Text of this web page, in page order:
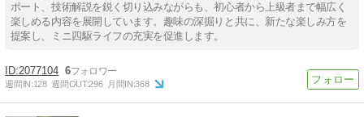
ポート、技術解説を鋭く切り込みながらも、初心者から上級者まで幅広く
楽しめる内容を展開しています。趣味の深掘りと共に、新たな楽しみ方を
提案し、ミニ四駆ライフの充実を促進します。
2077104 6
週間IN:128 週間OUT:296 月間IN:368